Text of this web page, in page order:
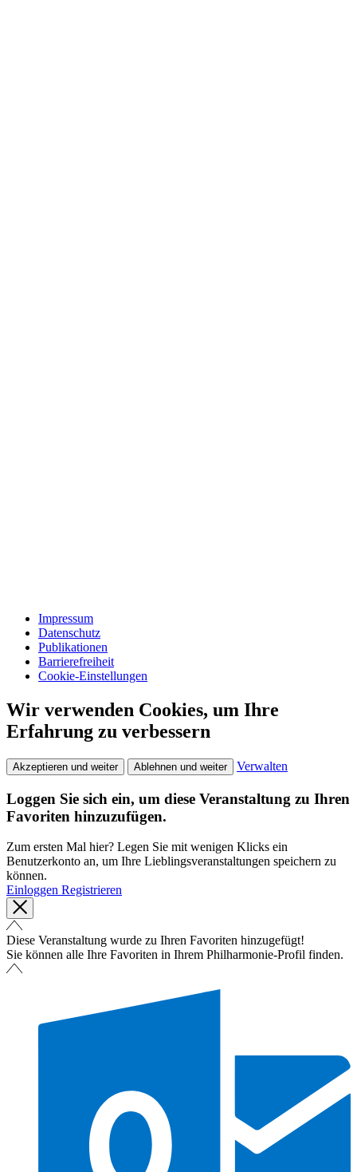
Impressum
Datenschutz
Publikationen
Barrierefreiheit
Cookie-Einstellungen
Wir verwenden Cookies, um Ihre
Erfahrung zu verbessern
Akzeptieren und weiter Ablehnen und weiter Verwalten
Loggen Sie sich ein, um diese Veranstaltung zu Ihren
Favoriten hinzuzufügen.
Zum ersten Mal hier? Legen Sie mit wenigen Klicks ein
Benutzerkonto an, um Ihre Lieblingsveranstaltungen speichern zu
können.
Einloggen Registrieren
Diese Veranstaltung wurde zu Ihren Favoriten hinzugefügt!
Sie können alle Ihre Favoriten in Ihrem Philharmonie-Profil finden.